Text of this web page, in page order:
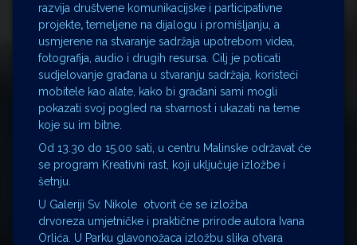
razvija društvene komunikacijske i participativne
projekte, temeljene na dijalogu i promišljanju, a
usmjerene na stvaranje sadržaja upotrebom videa,
fotografija, audio i drugih resursa. Cilj je poticati
sudjelovanje građana u stvaranju sadržaja, koristeći
mobitele kao alate, kako bi građani sami mogli
pokazati svoj pogled na stvarnost i ukazati na teme
koje su im bitne.
Od 13.30 do 15.00 sati, u centru Malinske održavat će
se program Kreativni rast, koji uključuje izložbe i
šetnju.
U Galeriji Sv. Nikole otvorit će se izložba
drvoreza umjetničke i praktične prirode autora Ivana
Orlića. U Parku glavonožaca izložbu slika otvara